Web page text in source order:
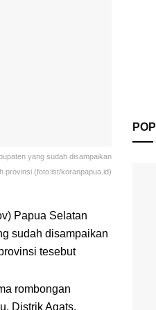
yang sudah disampaikan
provinsi (foto:ist/koranpapua.id)
Papua Selatan
sudah disampaikan
tesebut
rombongan
Distrik Agats,